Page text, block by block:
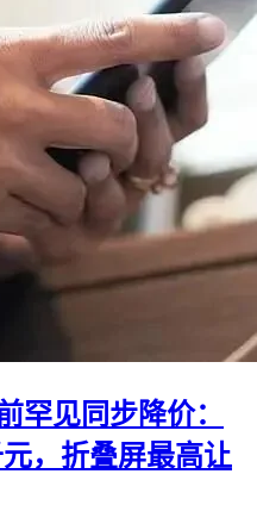
罕见同步降价：
，折叠屏最高让